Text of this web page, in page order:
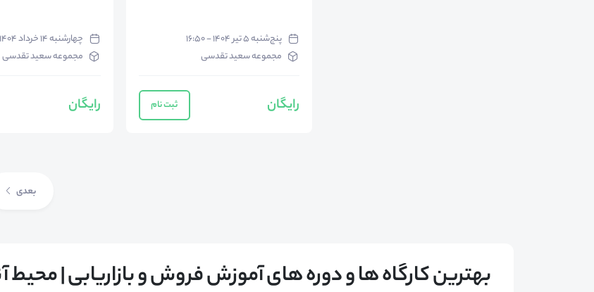
پنج‌شنبه ۵ تیر ۱۴۰۴ - ۱۶:۵۰
مجموعه سعید تقدسی
رایگان ثبت نام
چهارشنبه ۱۴ خرداد ۱۴۰۴ - ۱۳:۵۰
مجموعه سعید تقدسی
رایگان
بعدی
بهترین کارگاه ها و دوره های آموزش فروش و بازاریابی | محیط